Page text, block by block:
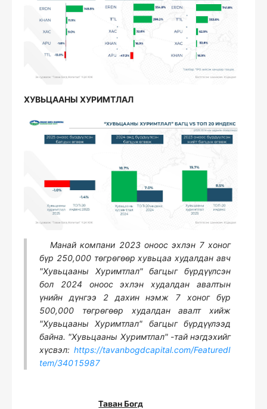
ХУВЬЦААНЫ ХУРИМТЛАЛ
Манай компани 2023 оноос эхлэн 7 хоног
бүр 250,000 төгрөгөөр хувьцаа худалдан авч
"Хувьцааны Хуримтлал" багцыг бүрдүүлсэн
бол 2024 оноос эхлэн худалдан авалтын
үнийн дүнгээ 2 дахин нэмж 7 хоног бүр
500,000 төгрөгөөр худалдан авалт хийж
"Хувьцааны Хуримтлал" багцыг бүрдүүлээд
байна. "Хувьцааны Хуримтлал" -тай нэгдэхийг
хүсвэл: https://tavanbogdcapital.com/FeaturedI
tem/34015987
Таван Богд